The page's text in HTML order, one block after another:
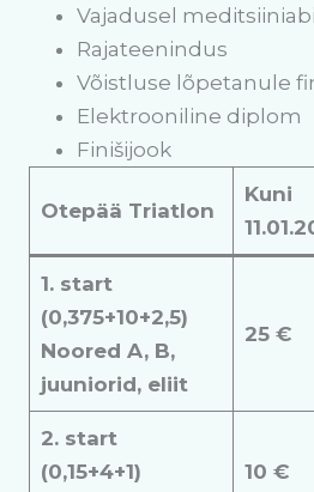
Vajadusel meditsiiniabi
Rajateenindus
Võistluse lõpetanule
Elektrooniline diplom
Finišijook
Otepää Triatlon
Kuni
1. start
(0,375+10+2,5)
Noored A, B,
juuniorid, eliit
25 €
2. start
(0,15+4+1)
10 €